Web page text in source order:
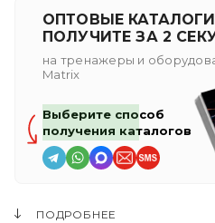
ОПТОВЫЕ КАТАЛОГИ
ПОЛУЧИТЕ ЗА 2
на тренажеры и
Matrix
Выберите способ
получения каталогов
ПОДРОБНЕЕ